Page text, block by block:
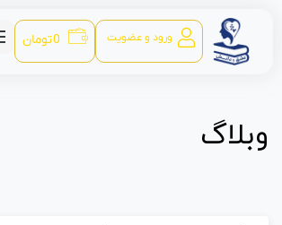
ورود و عضویت 0 تومان
وبلاگ